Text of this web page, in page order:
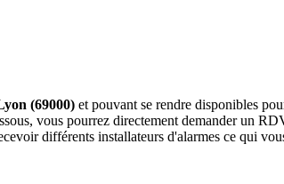
(69000) et pouvant se rendre disponibles
vous pourrez directement demander un
différents installateurs d'alarmes ce qui